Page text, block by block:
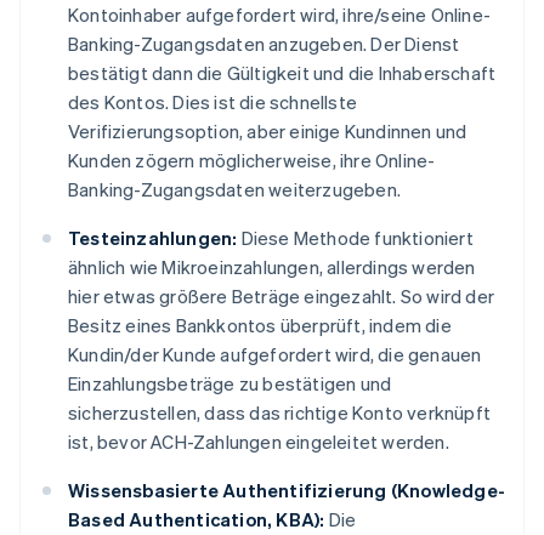
Kontoinhaber aufgefordert wird, ihre/seine Online-
Banking-Zugangsdaten anzugeben. Der Dienst
bestätigt dann die Gültigkeit und die Inhaberschaft
des Kontos. Dies ist die schnellste
Verifizierungsoption, aber einige Kundinnen und
Kunden zögern möglicherweise, ihre Online-
Banking-Zugangsdaten weiterzugeben.
Testeinzahlungen: Diese Methode funktioniert
ähnlich wie Mikroeinzahlungen, allerdings werden
hier etwas größere Beträge eingezahlt. So wird der
Besitz eines Bankkontos überprüft, indem die
Kundin/der Kunde aufgefordert wird, die genauen
Einzahlungsbeträge zu bestätigen und
sicherzustellen, dass das richtige Konto verknüpft
ist, bevor ACH-Zahlungen eingeleitet werden.
Wissensbasierte Authentifizierung (Knowledge-
Based Authentication, KBA): Die